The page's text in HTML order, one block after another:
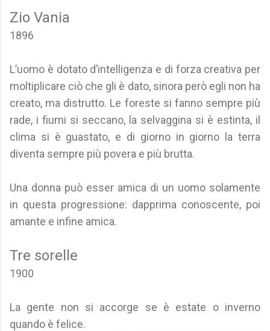
Zio Vania
1896
L’uomo è dotato d’intelligenza e di forza creativa per
moltiplicare ciò che gli è dato, sinora però egli non ha
creato, ma distrutto. Le foreste si fanno sempre più
rade, i fiumi si seccano, la selvaggina si è estinta, il
clima si è guastato, e di giorno in giorno la terra
diventa sempre più povera e più brutta.
Una donna può esser amica di un uomo solamente
in questa progressione: dapprima conoscente, poi
amante e infine amica.
Tre sorelle
1900
La gente non si accorge se è estate o inverno
quando è felice.